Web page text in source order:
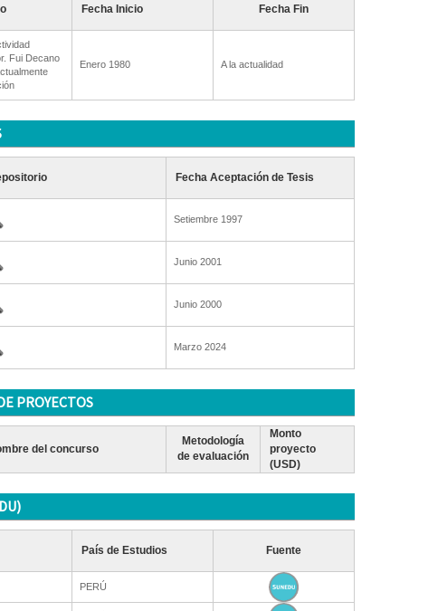
Fecha Inicio Fecha Fin
Fui Decano
Enero 1980 A la actualidad
Fecha Aceptación de Tesis
Setiembre 1997
Junio 2001
Junio 2000
Marzo 2024
PROYECTOS
del concurso
Metodología
de evaluación
Monto
proyecto
(USD)
País de Estudios Fuente
PERÚ